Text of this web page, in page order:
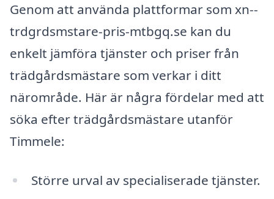
Genom att använda plattformar som xn--
trdgrdsmstare-pris-mtbgq.se kan du
enkelt jämföra tjänster och priser från
trädgårdsmästare som verkar i ditt
närområde. Här är några fördelar med att
söka efter trädgårdsmästare utanför
Timmele:
Större urval av specialiserade tjänster.